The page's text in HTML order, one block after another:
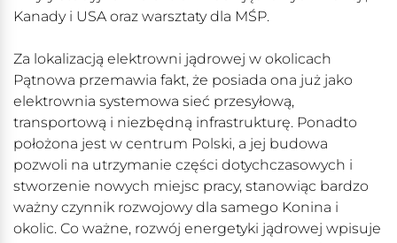
Kanady i USA oraz warsztaty dla MŚP.
Za lokalizacją elektrowni jądrowej w okolicach
Pątnowa przemawia fakt, że posiada ona już jako
elektrownia systemowa sieć przesyłową,
transportową i niezbędną infrastrukturę. Ponadto
położona jest w centrum Polski, a jej budowa
pozwoli na utrzymanie części dotychczasowych i
stworzenie nowych miejsc pracy, stanowiąc bardzo
ważny czynnik rozwojowy dla samego Konina i
okolic. Co ważne, rozwój energetyki jądrowej wpisuje